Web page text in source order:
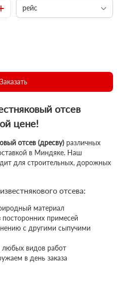
рейс
Заказать
отсев
цене!
отсев (дресву) различных
в Миндяке. Наш
для строительных, дорожных
отсева:
материал
посторонних примесей
с другими сыпучими
любых видов работ
в день заказа